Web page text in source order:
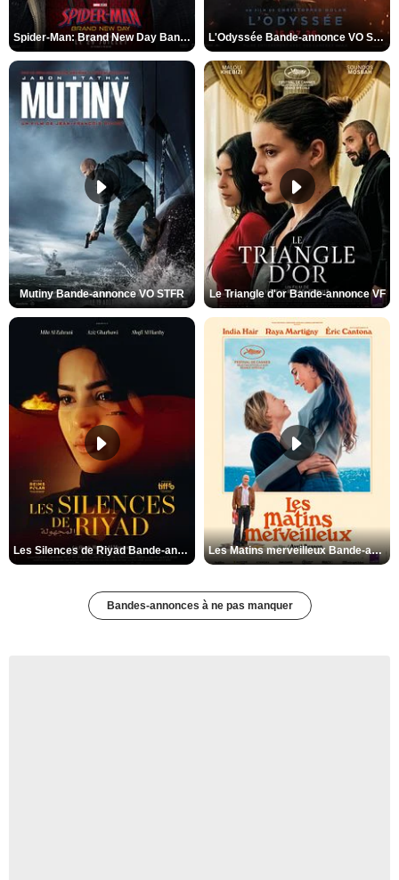
Spider-Man: Brand New Day Bande-annonce VO STFR L'Odyssée Bande-annonce VO STFR
Mutiny Bande-annonce VO STFR Le Triangle d'or Bande-annonce VF
Les Silences de Riyad Bande-annonce VO STFR Les Matins merveilleux Bande-annonce VF
Bandes-annonces à ne pas manquer